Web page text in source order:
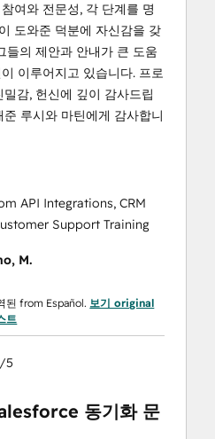
여와 전문성, 각 단계를 명
도와준 덕분에 자신감을 갖
들의 제안과 안내가 큰 도움
이루어지고 있습니다. 프로
감, 헌신에 깊이 감사드립
루시와 마틴에게 감사합니
API Integrations, CRM
Support Training
M.
된 from Español.보기 original
트
5
동기화 문